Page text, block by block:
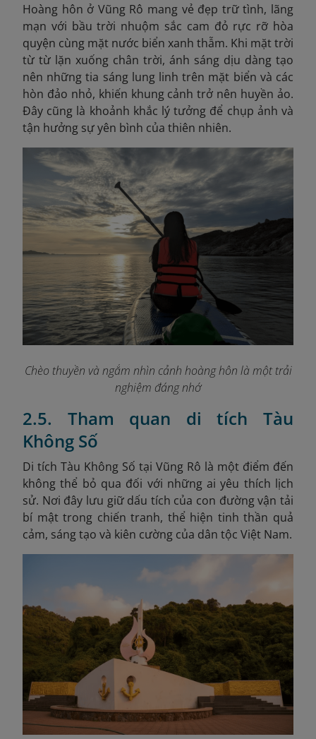
Hoàng hôn ở Vũng Rô mang vẻ đẹp trữ tình, lãng
mạn với bầu trời nhuộm sắc cam đỏ rực rỡ hòa
quyện cùng mặt nước biển xanh thẫm. Khi mặt trời
từ từ lặn xuống chân trời, ánh sáng dịu dàng tạo
nên những tia sáng lung linh trên mặt biển và các
hòn đảo nhỏ, khiến khung cảnh trở nên huyền ảo.
Đây cũng là khoảnh khắc lý tưởng để chụp ảnh và
tận hưởng sự yên bình của thiên nhiên.
Chèo thuyền và ngắm nhìn cảnh hoàng hôn là một trải
nghiệm đáng nhớ
2.5. Tham quan di tích Tàu
Không Số
Di tích Tàu Không Số tại Vũng Rô là một điểm đến
không thể bỏ qua đối với những ai yêu thích lịch
sử. Nơi đây lưu giữ dấu tích của con đường vận tải
bí mật trong chiến tranh, thể hiện tinh thần quả
cảm, sáng tạo và kiên cường của dân tộc Việt Nam.